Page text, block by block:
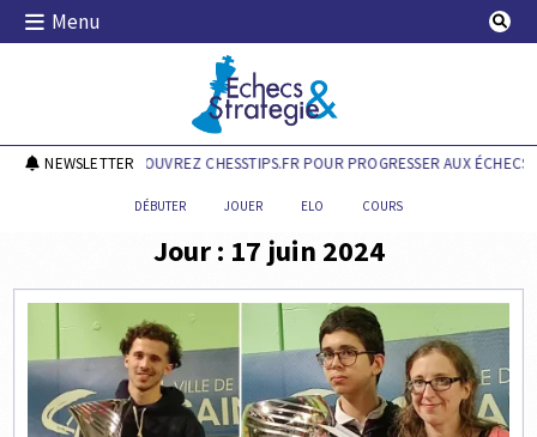
Skip
Menu
Echecs & Stratégie
NEWSLETTERDÉCOUVREZ CHESSTIPS.FR POUR PROGRESSER AUX ÉCHECS !
DÉBUTER JOUER ELO COURS
Jour : 17 juin 2024